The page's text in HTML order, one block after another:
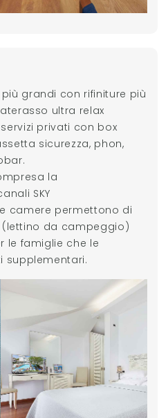
grandi con rifiniture più
ultra relax
privati con box
sicurezza, phon,
la
SKY
camere permettono di
(lettino da campeggio)
le famiglie che le
supplementari.